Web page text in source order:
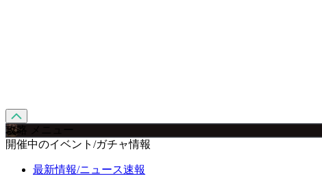
攻略 メニュー
開催中のイベント/ガチャ情報
最新情報/ニュース速報